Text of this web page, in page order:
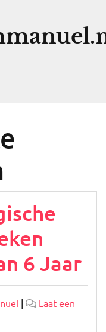
6 Jaar
|
Laat een